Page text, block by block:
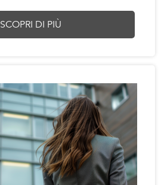
SCOPRI DI PIÙ